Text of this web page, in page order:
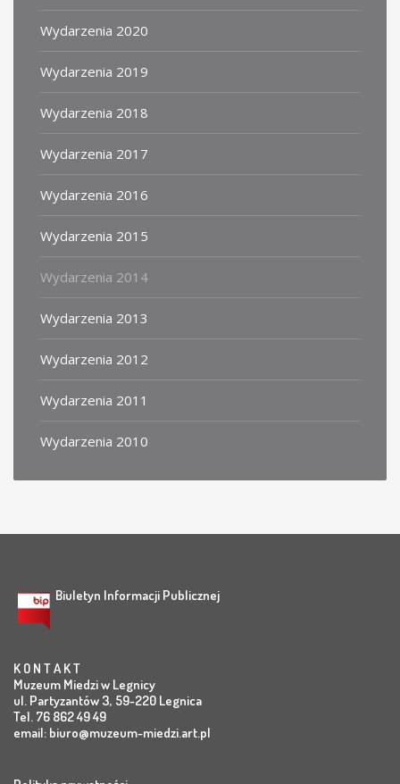
Wydarzenia 2020
Wydarzenia 2019
Wydarzenia 2018
Wydarzenia 2017
Wydarzenia 2016
Wydarzenia 2015
Wydarzenia 2014
Wydarzenia 2013
Wydarzenia 2012
Wydarzenia 2011
Wydarzenia 2010
Biuletyn Informacji Publicznej
K O N T A K T
Muzeum Miedzi w Legnicy
ul. Partyzantów 3, 59-220 Legnica
Tel. 76 862 49 49
email: biuro@muzeum-miedzi.art.pl